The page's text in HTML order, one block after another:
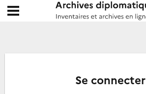
Archives diplomatiques
Ouvrir le menu déroulant
Se connecter